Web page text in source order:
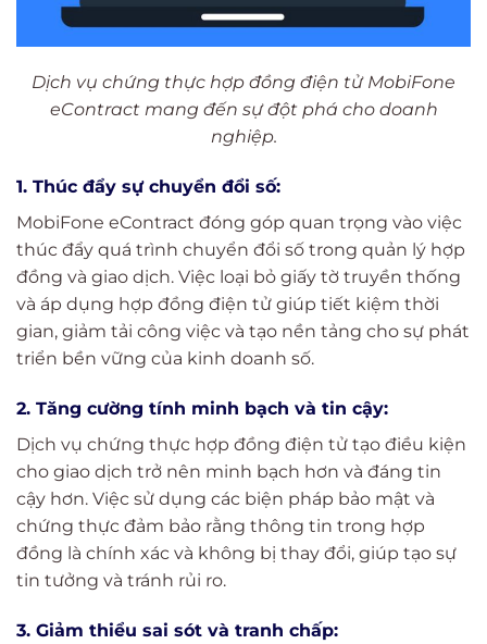
Dịch vụ chứng thực hợp đồng điện tử MobiFone
eContract mang đến sự đột phá cho doanh
nghiệp.
1. Thúc đẩy sự chuyển đổi số:
MobiFone eContract đóng góp quan trọng vào việc
thúc đẩy quá trình chuyển đổi số trong quản lý hợp
đồng và giao dịch. Việc loại bỏ giấy tờ truyền thống
và áp dụng hợp đồng điện tử giúp tiết kiệm thời
gian, giảm tải công việc và tạo nền tảng cho sự phát
triển bền vững của kinh doanh số.
2. Tăng cường tính minh bạch và tin cậy:
Dịch vụ chứng thực hợp đồng điện tử tạo điều kiện
cho giao dịch trở nên minh bạch hơn và đáng tin
cậy hơn. Việc sử dụng các biện pháp bảo mật và
chứng thực đảm bảo rằng thông tin trong hợp
đồng là chính xác và không bị thay đổi, giúp tạo sự
tin tưởng và tránh rủi ro.
3. Giảm thiểu sai sót và tranh chấp: